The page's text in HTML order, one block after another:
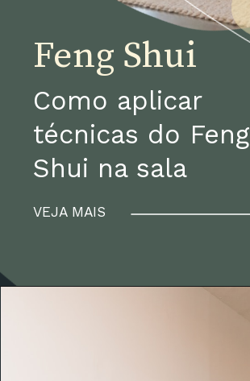
Como aplicar
técnicas do Feng
Shui na sala
VEJA MAIS
Feng Shui